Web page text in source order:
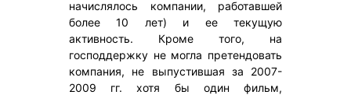
начислялось компании, работавшей
более 10 лет) и ее текущую
активность. Кроме того, на
господдержку не могла претендовать
компания, не выпустившая за 2007-
2009 гг. хотя бы один фильм,